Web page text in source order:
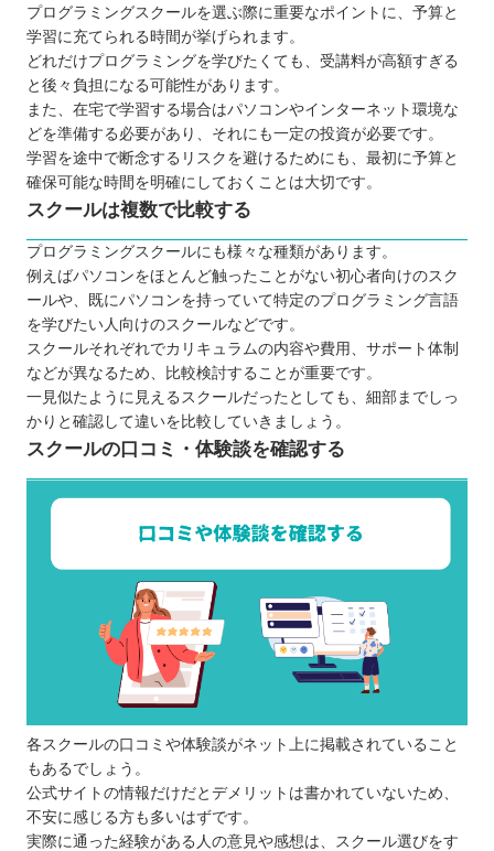
プログラミングスクールを選ぶ際に重要なポイントに、予算と
学習に充てられる時間が挙げられます。
どれだけプログラミングを学びたくても、受講料が高額すぎる
と後々負担になる可能性があります。
また、在宅で学習する場合はパソコンやインターネット環境な
どを準備する必要があり、それにも一定の投資が必要です。
学習を途中で断念するリスクを避けるためにも、最初に予算と
確保可能な時間を明確にしておくことは大切です。
スクールは複数で比較する
プログラミングスクールにも様々な種類があります。
例えばパソコンをほとんど触ったことがない初心者向けのスク
ールや、既にパソコンを持っていて特定のプログラミング言語
を学びたい人向けのスクールなどです。
スクールそれぞれでカリキュラムの内容や費用、サポート体制
などが異なるため、比較検討することが重要です。
一見似たように見えるスクールだったとしても、細部までしっ
かりと確認して違いを比較していきましょう。
スクールの口コミ・体験談を確認する
各スクールの口コミや体験談がネット上に掲載されていること
もあるでしょう。
公式サイトの情報だけだとデメリットは書かれていないため、
不安に感じる方も多いはずです。
実際に通った経験がある人の意見や感想は、スクール選びをす